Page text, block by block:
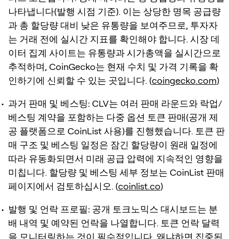
나타냅니다(발행 시점 기준). 이는 상당한 명목 공급량
과 총 할당량 대비 낮은 유통량을 보여주므로, 투자자
는 거래 전에 실시간 지표를 확인해야 합니다. 시장 데
이터 집계 사이트는 유통량과 시가총액을 실시간으로
추적하며, CoinGecko는 현재 수치 및 가격 기록을 확
인하기에 신뢰할 수 있는 곳입니다. (coingecko.com)
과거 판매 및 베스팅: CLV는 여러 판매 라운드와 락업/
베스팅 계약을 포함하는 다중 옵션 토큰 판매(공개 제
공 플랫폼으로 CoinList 사용)를 진행했습니다. 토큰 판
매 구조 및 베스팅 일정은 잠긴 할당량이 원래 일정에
따라 유동화되면서 미래 공급 압력에 지속적인 영향을
미칩니다. 할당량 및 베스팅 세부 정보는 CoinList 판매
페이지에서 검토하십시오. (coinlist.co)
발행 및 언락 프로필: 공개 토크노믹스 대시보드는 분
배 내역 및 예약된 언락을 나열합니다. 토큰 언락 달력
을 모니터링하는 것이 필수적입니다. 왜냐하면 집중된